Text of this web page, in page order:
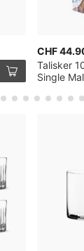
CHF
Talisker
Single